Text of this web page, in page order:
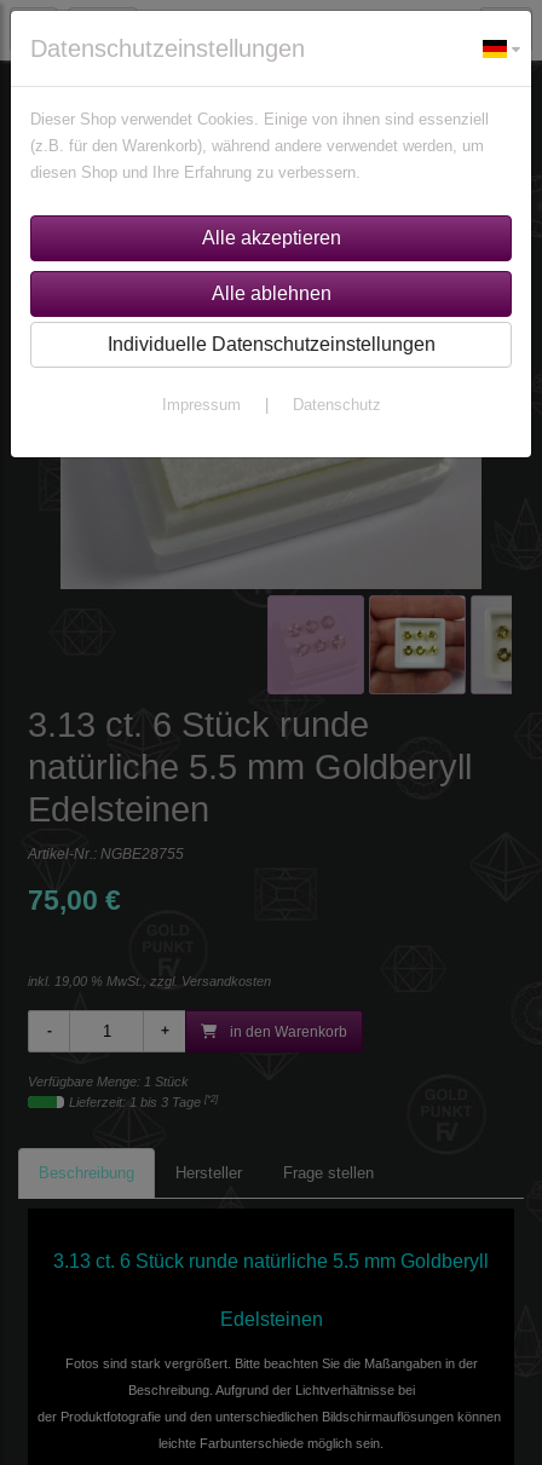
Edelsteine Berylle
3.13 ct. 6 Stück runde
natürliche 5.5 mm Goldberyll
Edelsteinen
Artikel-Nr.: NGBE28755
75,00 €
inkl. 19,00 % MwSt., zzgl. Versandkosten
in den Warenkorb
Verfügbare Menge: 1 Stück
Lieferzeit: 1 bis 3 Tage [*2]
Beschreibung Hersteller Frage stellen
3.13 ct. 6 Stück runde natürliche 5.5 mm Goldberyll
Edelsteinen
Fotos sind stark vergrößert. Bitte beachten Sie die Maßangaben in der
Beschreibung. Aufgrund der Lichtverhältnisse bei
der Produktfotografie und den unterschiedlichen Bildschirmauflösungen können
leichte Farbunterschiede möglich sein.
Datenschutzeinstellungen
Dieser Shop verwendet Cookies. Einige von ihnen sind essenziell
(z.B. für den Warenkorb), während andere verwendet werden, um
diesen Shop und Ihre Erfahrung zu verbessern.
Individuelle Datenschutzeinstellungen
Impressum Datenschutz